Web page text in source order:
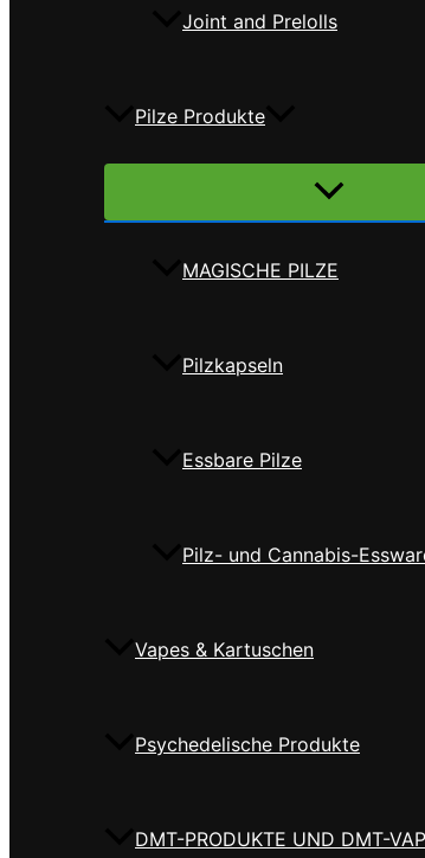
Joint and Prelolls
Pilze Produkte
Menü
MAGISCHE PILZE
Pilzkapseln
Essbare Pilze
Pilz- und Cannabis-
Vapes & Kartuschen
Psychedelische Produkte
DMT-PRODUKTE UND DMT-